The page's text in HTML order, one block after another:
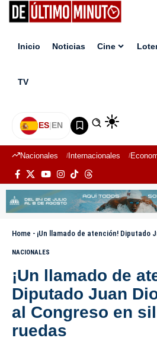
Inicio Noticias Cine
TV
ES|EN
Nacionales Internacionales
Home - ¡Un llamado de atención! Diputado Juan
NACIONALES
¡Un llamado de
Diputado Juan
al Congreso en
ruedas